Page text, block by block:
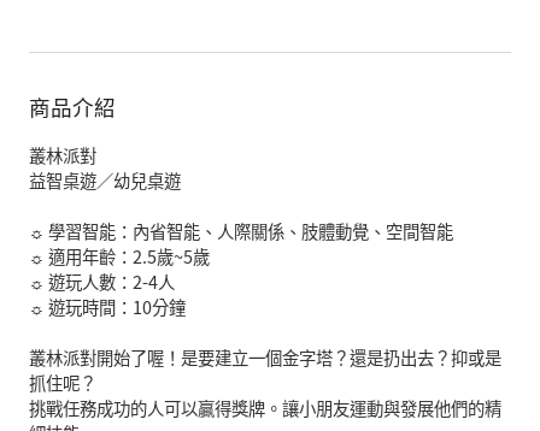
商品介紹
叢林派對
益智桌遊／幼兒桌遊
☼ 學習智能：內省智能、人際關係、肢體動覺、空間智能
☼ 適用年齡：2.5歲~5歲
☼ 遊玩人數：2-4人
☼ 遊玩時間：10分鐘
叢林派對開始了喔！是要建立一個金字塔？還是扔出去？抑或是
抓住呢？
挑戰任務成功的人可以贏得獎牌。讓小朋友運動與發展他們的精